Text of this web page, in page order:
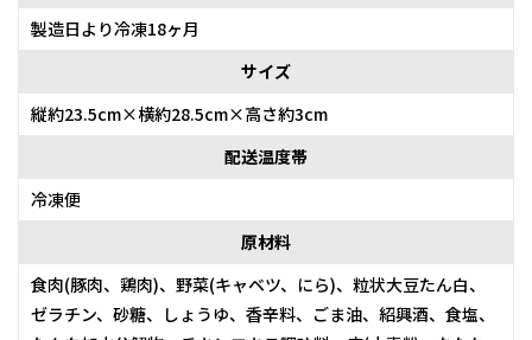
製造日より冷凍18ヶ月
サイズ
縦約23.5cm×横約28.5cm×高さ約3cm
配送温度帯
冷凍便
原材料
食肉(豚肉、鶏肉)、野菜(キャベツ、にら)、粒状大豆たん白、
ゼラチン、砂糖、しょうゆ、香辛料、ごま油、紹興酒、食塩、